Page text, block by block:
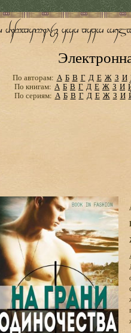
По авторам: А Б В Г Д Е Ж З И
По книгам: А Б В Г Д Е Ж З И
По сериям: А Б В Г Д Е Ж З И